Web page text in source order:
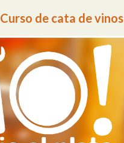
Curso de cata de vinos